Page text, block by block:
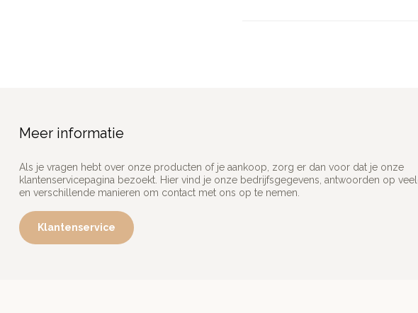
Meer informatie
Als je vragen hebt over onze producten of je aankoop, zorg er dan voor dat je onze
klantenservicepagina bezoekt. Hier vind je onze bedrijfsgegevens, antwoorden op
en verschillende manieren om contact met ons op te nemen.
Klantenservice